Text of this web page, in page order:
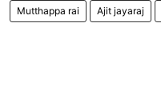
Mutthappa rai Ajit jayaraj